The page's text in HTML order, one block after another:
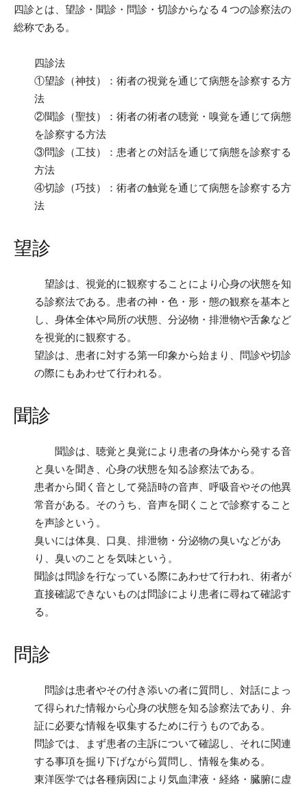
四診とは、望診・聞診・問診・切診からなる４つの診察法の
総称である。
四診法
①望診（神技）：術者の視覚を通じて病態を診察する方
法
②聞診（聖技）：術者の術者の聴覚・嗅覚を通じて病態
を診察する方法
③問診（工技）：患者との対話を通じて病態を診察する
方法
④切診（巧技）：術者の触覚を通じて病態を診察する方
法
望診
望診は、視覚的に観察することにより心身の状態を知
る診察法である。患者の神・色・形・態の観察を基本と
し、身体全体や局所の状態、分泌物・排泄物や舌象など
を視覚的に観察する。
望診は、患者に対する第一印象から始まり、問診や切診
の際にもあわせて行われる。
聞診
聞診は、聴覚と臭覚により患者の身体から発する音
と臭いを聞き、心身の状態を知る診察法である。
患者から聞く音として発語時の音声、呼吸音やその他異
常音がある。そのうち、音声を聞くことで診察すること
を声診という。
臭いには体臭、口臭、排泄物・分泌物の臭いなどがあ
り、臭いのことを気味という。
聞診は問診を行なっている際にあわせて行われ、術者が
直接確認できないものは問診により患者に尋ねて確認す
る。
問診
問診は患者やその付き添いの者に質問し、対話によっ
て得られた情報から心身の状態を知る診察法であり、弁
証に必要な情報を収集するために行うものである。
問診では、まず患者の主訴について確認し、それに関連
する事項を掘り下げながら質問し、情報を集める。
東洋医学では各種病因により気血津液・経絡・臓腑に虚